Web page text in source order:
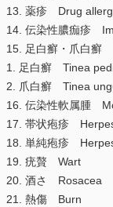
13. 薬疹 Drug
14. 伝染性膿痂疹
15. 足白癬・爪白癬
1. 足白癬 Tinea
2. 爪白癬 Tinea
16. 伝染性軟属腫
17. 帯状疱疹
18. 単純疱疹
19. 疣贅 Wart
20. 酒さ Rosacea
21. 熱傷 Burn